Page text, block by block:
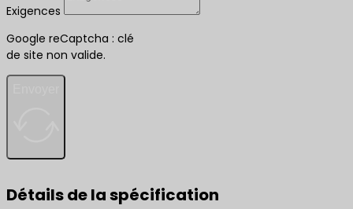
Exigences
Google reCaptcha : clé
de site non valide.
Détails de la spécification